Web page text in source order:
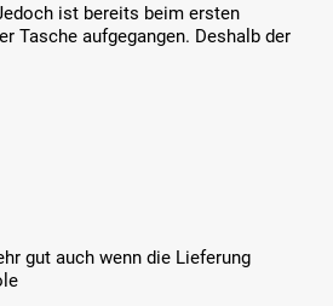
ist bereits beim ersten
Tasche aufgegangen. Deshalb der
gut auch wenn die Lieferung